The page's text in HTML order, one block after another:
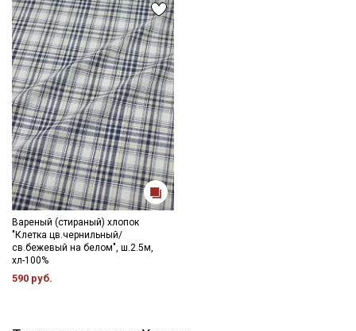
Вареный (стираный) хлопок
"Клетка цв.чернильный/
св.бежевый на белом", ш.2.5м,
хл-100%
590 руб.